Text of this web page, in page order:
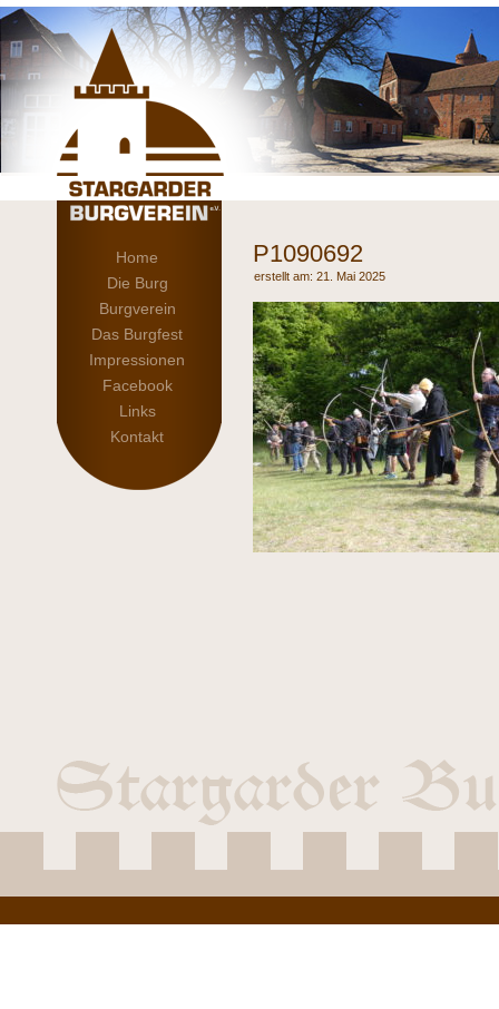
P1090692
21. Mai 2025
Home
Die Burg
Burgverein
Das Burgfest
Impressionen
Facebook
Links
Kontakt